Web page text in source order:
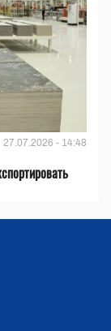
27.07.2026 - 14:48